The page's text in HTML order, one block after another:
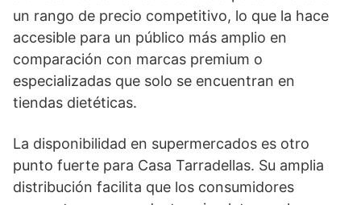
un rango de precio competitivo, lo que la hace
accesible para un público más amplio en
comparación con marcas premium o
especializadas que solo se encuentran en
tiendas dietéticas.
La disponibilidad en supermercados es otro
punto fuerte para Casa Tarradellas. Su amplia
distribución facilita que los consumidores